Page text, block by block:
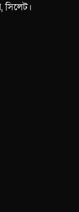
সিলেট।